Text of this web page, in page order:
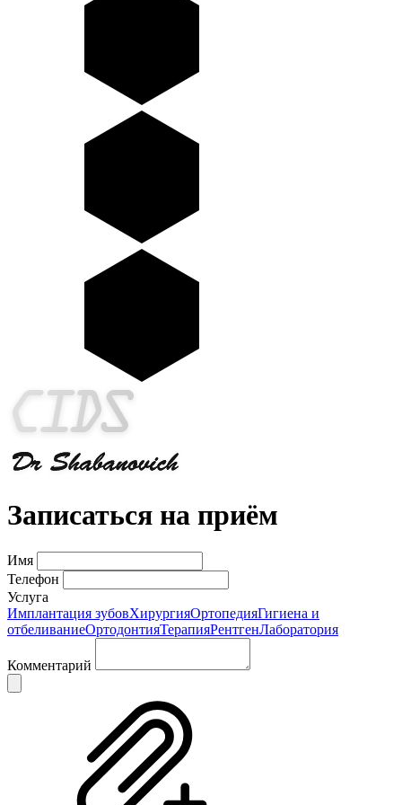
Записаться на приём
Имя
Телефон
Услуга
Имплантация зубовХирургияОртопедияГигиена и
отбеливаниеОртодонтияТерапияРентгенЛаборатория
Комментарий